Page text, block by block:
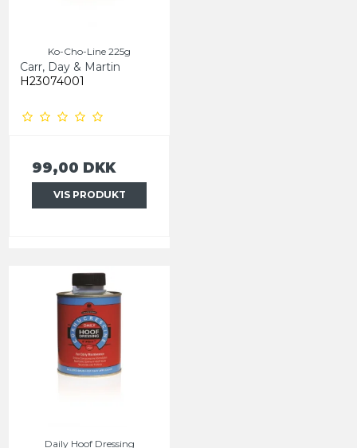
Ko-Cho-Line 225g
Carr, Day & Martin
H23074001
99,00 DKK
VIS PRODUKT
Daily Hoof Dressing